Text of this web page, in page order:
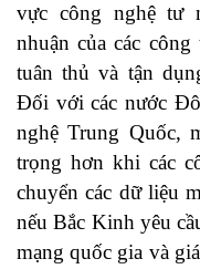
vực công nghệ tư
nhuận của các
tuân thủ và tận
Đối với các nước
nghệ Trung Quốc,
trọng hơn khi các
chuyển các dữ liệu
nếu Bắc Kinh yêu
mạng quốc gia và